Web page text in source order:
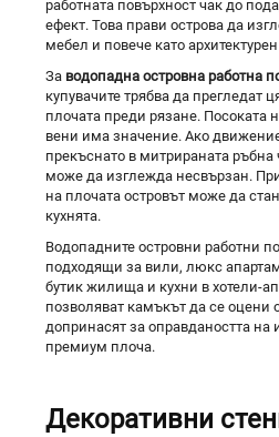
работната повърхност чак до
ефект. Това прави острова да
мебел и повече като
За водопадна островна работна
купувачите трябва да прегледат
плочата преди рязане. Посоката
вени има значение. Ако
прекъснато в митрираната ръбна
може да изглежда несвързан.
на плочата островът може да
кухнята.
Водопадните островни работни
подходящи за вили, люкс
бутик жилища и кухни в хотели-
позволяват камъкът да се оцени
допринасят за оправдаността на
премиум плоча.
Декоративни